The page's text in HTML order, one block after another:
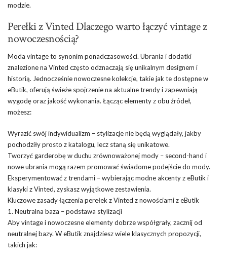
modzie.
Perełki z Vinted Dlaczego warto łączyć vintage z
nowoczesnością?
Moda vintage to synonim ponadczasowości. Ubrania i dodatki
znalezione na Vinted często odznaczają się unikalnym designem i
historią. Jednocześnie nowoczesne kolekcje, takie jak te dostępne w
eButik, oferują świeże spojrzenie na aktualne trendy i zapewniają
wygodę oraz jakość wykonania. Łącząc elementy z obu źródeł,
możesz:
Wyrazić swój indywidualizm – stylizacje nie będą wyglądały, jakby
pochodziły prosto z katalogu, lecz staną się unikatowe.
Tworzyć garderobę w duchu zrównoważonej mody – second-hand i
nowe ubrania mogą razem promować świadome podejście do mody.
Eksperymentować z trendami – wybierając modne akcenty z eButik i
klasyki z Vinted, zyskasz wyjątkowe zestawienia.
Kluczowe zasady łączenia perełek z Vinted z nowościami z eButik
1. Neutralna baza – podstawa stylizacji
Aby vintage i nowoczesne elementy dobrze współgrały, zacznij od
neutralnej bazy. W eButik znajdziesz wiele klasycznych propozycji,
takich jak: